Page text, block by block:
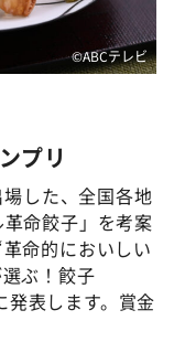
©ABCテレビ
プリ
した、全国各地
命餃子」を考案
命的においしい
ぶ！餃子
表します。賞金